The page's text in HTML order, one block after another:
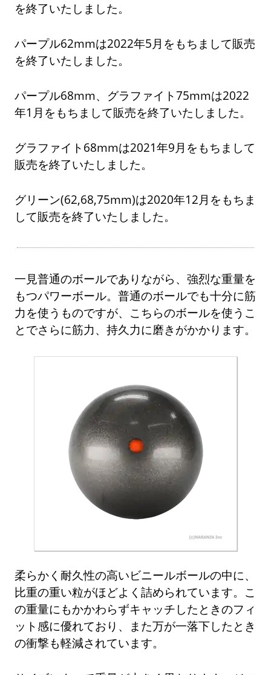
を終了いたしました。
パープル62mmは2022年5月をもちまして販売
を終了いたしました。
パープル68mm、グラファイト75mmは2022
年1月をもちまして販売を終了いたしました。
グラファイト68mmは2021年9月をもちまして
販売を終了いたしました。
グリーン(62,68,75mm)は2020年12月をもちま
して販売を終了いたしました。
一見普通のボールでありながら、強烈な重量を
もつパワーボール。普通のボールでも十分に筋
力を使うものですが、こちらのボールを使うこ
とでさらに筋力、持久力に磨きがかかります。
柔らかく耐久性の高いビニールボールの中に、
比重の重い粒がほどよく詰められています。こ
の重量にもかかわらずキャッチしたときのフィ
ット感に優れており、また万が一落下したとき
の衝撃も軽減されています。